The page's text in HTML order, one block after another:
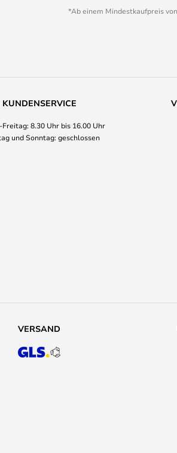
*Ab einem Mindestkaufpreis
KUNDENSERVICE
8.30 Uhr bis 16.00 Uhr
und Sonntag: geschlossen
VERSAND